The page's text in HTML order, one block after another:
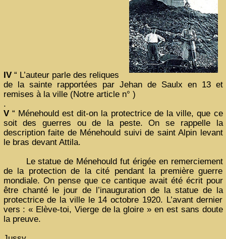
IV“ L’auteur parle des reliques
de la sainte rapportées par Jehan de Saulx en 13 et
remises à la ville (Notre article n° )
.
V“ Ménehould est dit-on la protectrice de la ville, que ce
soit des guerres ou de la peste. On se rappelle la
description faite de Ménehould suivi de saint Alpin levant
le bras devant Attila.
Le statue de Ménehould fut érigée en remerciement
de la protection de la cité pendant la première guerre
mondiale. On pense que ce cantique avait été écrit pour
être chanté le jour de l’inauguration de la statue de la
protectrice de la ville le 14 octobre 1920. L’avant dernier
vers : « Elève-toi, Vierge de la gloire » en est sans doute
la preuve.